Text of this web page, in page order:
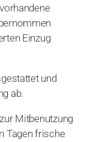
Einzug
und
ab.
Mitbenutzung
Tagen frische